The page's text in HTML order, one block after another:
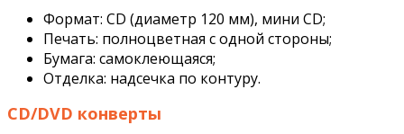
Формат: CD (диаметр 120 мм), мини CD;
Печать: полноцветная с одной стороны;
Бумага: самоклеющаяся;
Отделка: надсечка по контуру.
CD/DVD конверты